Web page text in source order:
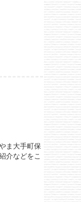
ま大手町保
介などをこ